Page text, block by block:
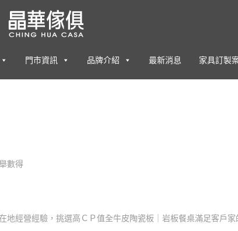
門市資訊 品牌介紹 最新消息 家具訂製
數得
地經營經驗，挑選高ＣＰ值全牛皮陶瓷板｜岩板餐桌滿足客戶家